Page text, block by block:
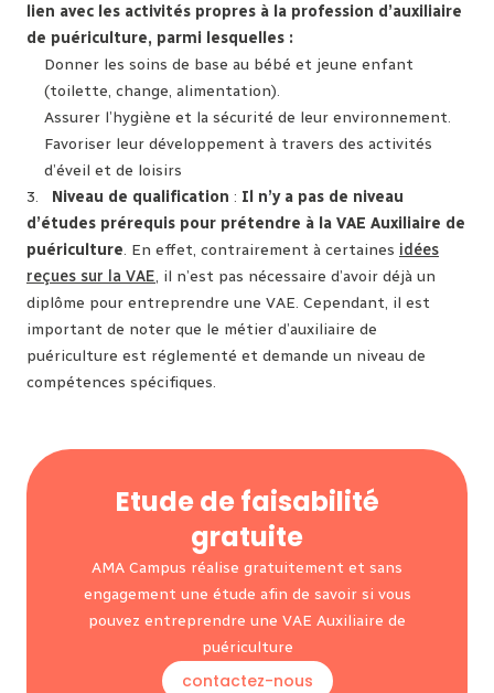
lien avec les activités propres à la profession d’auxiliaire
de puériculture, parmi lesquelles :
Donner les soins de base au bébé et jeune enfant
(toilette, change, alimentation).
Assurer l’hygiène et la sécurité de leur environnement.
Favoriser leur développement à travers des activités
d’éveil et de loisirs
3. Niveau de qualification : Il n’y a pas de niveau
d’études prérequis pour prétendre à la VAE Auxiliaire de
puériculture. En effet, contrairement à certaines idées
reçues sur la VAE, il n’est pas nécessaire d’avoir déjà un
diplôme pour entreprendre une VAE. Cependant, il est
important de noter que le métier d’auxiliaire de
puériculture est réglementé et demande un niveau de
compétences spécifiques.
Etude de faisabilité
gratuite
AMA Campus réalise gratuitement et sans
engagement une étude afin de savoir si vous
pouvez entreprendre une VAE Auxiliaire de
puériculture
contactez-nous